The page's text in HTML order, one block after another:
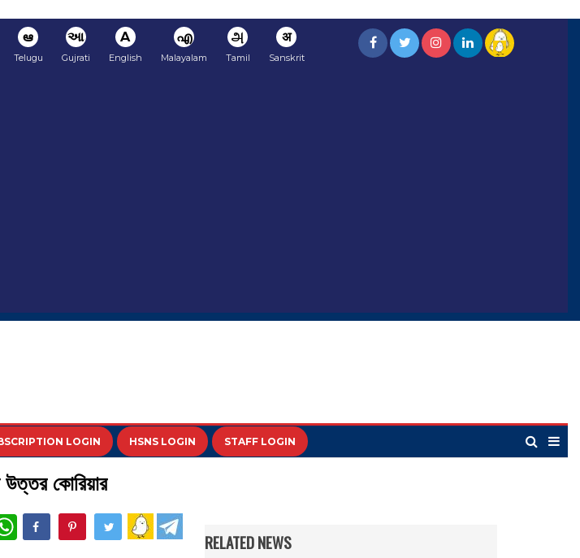
ఆ
Telugu
આ
Gujrati
A
English
എ
Malayalam
அ
Tamil
अ
Sanskrit
LOGIN HSNS LOGIN STAFF LOGIN
কোরিয়ার
WhatsApp
RELATED NEWS